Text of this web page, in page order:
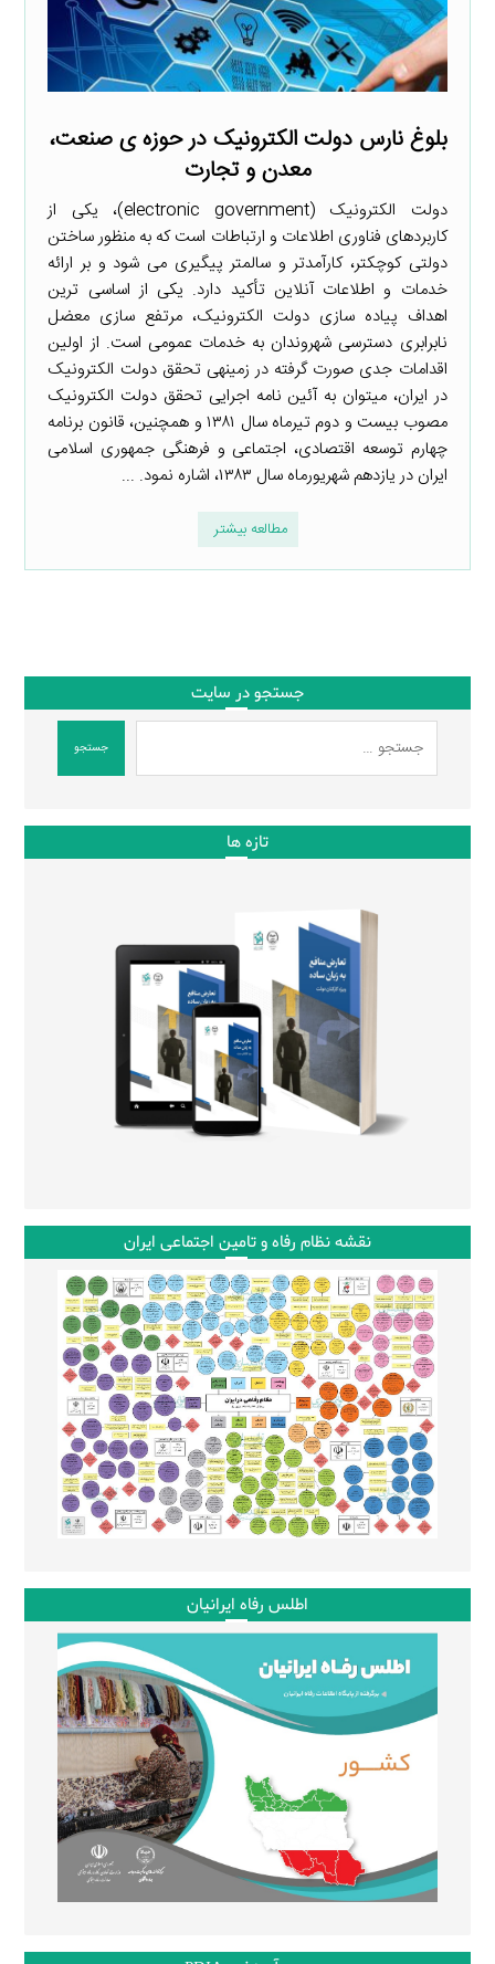
بلوغ نارس دولت الکترونیک در حوزه­ ی صنعت،
معدن و تجارت
دولت الکترونیک (electronic government)، یکی از
کاربردهای فناوری اطلاعات و ارتباطات است که به­ منظور ساختن
دولتی کوچکتر، کارآمدتر و سالم­تر پیگیری می­ شود و بر ارائه
خدمات و اطلاعات آنلاین تأکید دارد. یکی از اساسی­ ترین
اهداف پیاده­ سازی دولت الکترونیک، مرتفع­ سازی معضل
نابرابری دسترسی شهروندان به خدمات عمومی است. از اولین
اقدامات جدی صورت گرفته در زمینه­ی تحقق دولت الکترونیک
در ایران، می­توان به آئین­ نامه اجرایی تحقق دولت الکترونیک
مصوب بیست و دوم تیرماه سال ۱۳۸۱ و همچنین، قانون برنامه
چهارم توسعه اقتصادی، اجتماعی و فرهنگی جمهوری اسلامی
ایران در یازدهم شهریورماه سال ۱۳۸۳، اشاره نمود. ...
مطالعه بیشتر
جستجو در سایت
جستجو
تازه ها
نقشه نظام رفاه و تامین اجتماعی ایران
اطلس رفاه ایرانیان